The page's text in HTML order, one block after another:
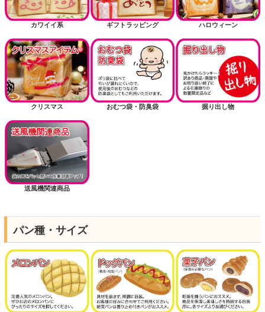
カワイイ系 ギフトラッピング ハロウィーン
クリスマス おむつ袋・防臭袋 掘り出し物
送風機関連商品
パン種・サイズ